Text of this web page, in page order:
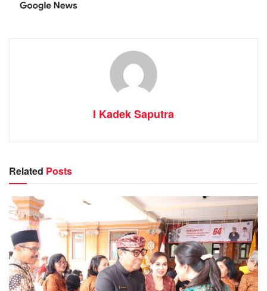
I Kadek Saputra
Related Posts